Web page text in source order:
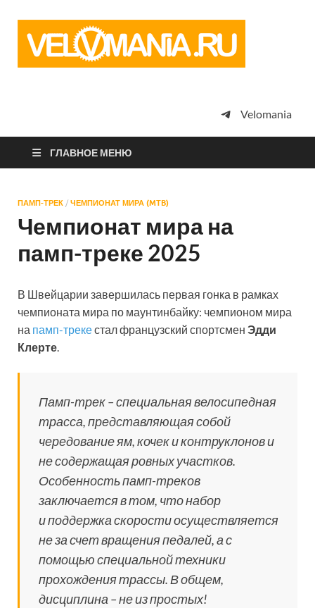
просто
Velomania
ГЛАВНОЕ МЕНЮ
ПАМП-ТРЕК / ЧЕМПИОНАТ МИРА (MTB)
Чемпионат мира на
памп-треке 2025
В Швейцарии завершилась первая гонка в рамках
чемпионата мира по маунтинбайку: чемпионом мира
на памп-трекестал французский спортсмен Эдди
Клерте.
Памп-трек – специальная велосипедная
трасса, представляющая собой
чередование ям, кочек и контруклонов и
не содержащая ровных участков.
Особенность памп-треков
заключается в том, что набор
и поддержка скорости осуществляется
не за счет вращения педалей, а с
помощью специальной техники
прохождения трассы. В общем,
дисциплина – не из простых!